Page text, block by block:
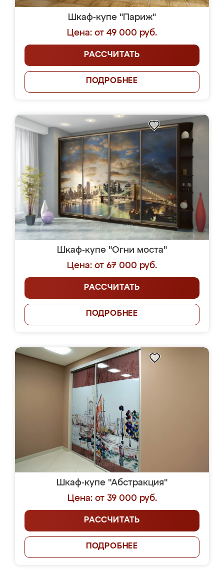
Шкаф-купе "Париж"
Цена: от 49 000 руб.
РАССЧИТАТЬ
ПОДРОБНЕЕ
Шкаф-купе "Огни моста"
Цена: от 67 000 руб.
РАССЧИТАТЬ
ПОДРОБНЕЕ
Шкаф-купе "Абстракция"
Цена: от 39 000 руб.
РАССЧИТАТЬ
ПОДРОБНЕЕ